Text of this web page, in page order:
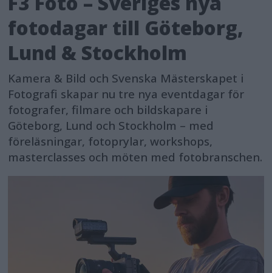
fotodagar till Göteborg,
Lund & Stockholm
Kamera & Bild och Svenska Mästerskapet i
Fotografi skapar nu tre nya eventdagar för
fotografer, filmare och bildskapare i
Göteborg, Lund och Stockholm – med
föreläsningar, fotoprylar, workshops,
masterclasses och möten med fotobranschen.